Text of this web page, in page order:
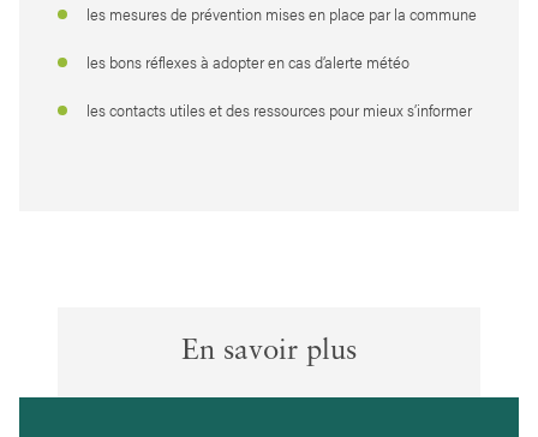
les mesures de prévention mises en place par la commune
les bons réflexes à adopter en cas d’alerte météo
les contacts utiles et des ressources pour mieux s’informer
En savoir plus